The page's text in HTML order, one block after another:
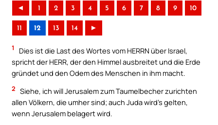
◄ 1 2 3 4 5 6 7 8 9 10
11 12 13 14 ►
1
Dies ist die Last des Wortes vom HERRN über Israel,
spricht der HERR, der den Himmel ausbreitet und die Erde
gründet und den Odem des Menschen in ihm macht.
2 Siehe, ich will Jerusalem zum Taumelbecher zurichten
allen Völkern, die umher sind; auch Juda wird’s gelten,
wenn Jerusalem belagert wird.